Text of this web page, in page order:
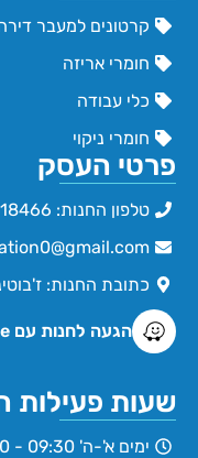
קרטונים למעבר
חומרי אריזה
כלי עבודה
חומרי ניקוי
פרטי העסק
טלפון החנות: 03-3818466
כתובת החנות: ז'בוטינסקי 112
הגעה לחנות עם Waze
שעות פעילות
ימים א'-ה' 09:30 - 16:00